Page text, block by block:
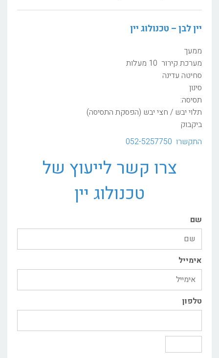
יין לבן – טכנולוג יין
ממעך
מערכת קירור 10 מעלות
סחיטה עדינה
סינון
תסיסה:
תלוי יבש / חצי יבש (הפסקת התסיסה)
ביקבוק
התקשרו 052-5257750
צרו קשר לייעוץ של
טכנולוג יין
שם
אימייל
טלפון